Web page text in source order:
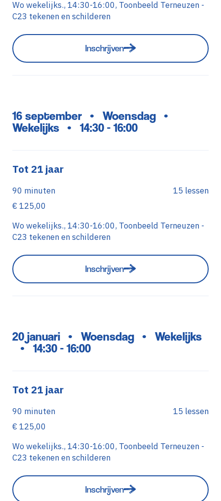
Wo wekelijks., 14:30-16:00, Toonbeeld Terneuzen -
C23 tekenen en schilderen
Inschrijven
16 september • Woensdag •
Wekelijks • 14:30 - 16:00
Tot 21 jaar
90 minuten
15 lessen
€ 125,00
Wo wekelijks., 14:30-16:00, Toonbeeld Terneuzen -
C23 tekenen en schilderen
Inschrijven
20 januari • Woensdag • Wekelijks
• 14:30 - 16:00
Tot 21 jaar
90 minuten
15 lessen
€ 125,00
Wo wekelijks., 14:30-16:00, Toonbeeld Terneuzen -
C23 tekenen en schilderen
Inschrijven